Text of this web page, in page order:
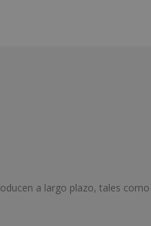
a largo plazo, tales